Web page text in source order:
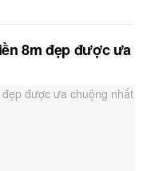
8m đẹp được ưa